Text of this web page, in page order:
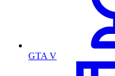
GTA V